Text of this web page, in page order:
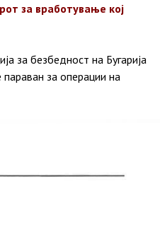
за вработување кој
за безбедност на Бугарија
за операции на